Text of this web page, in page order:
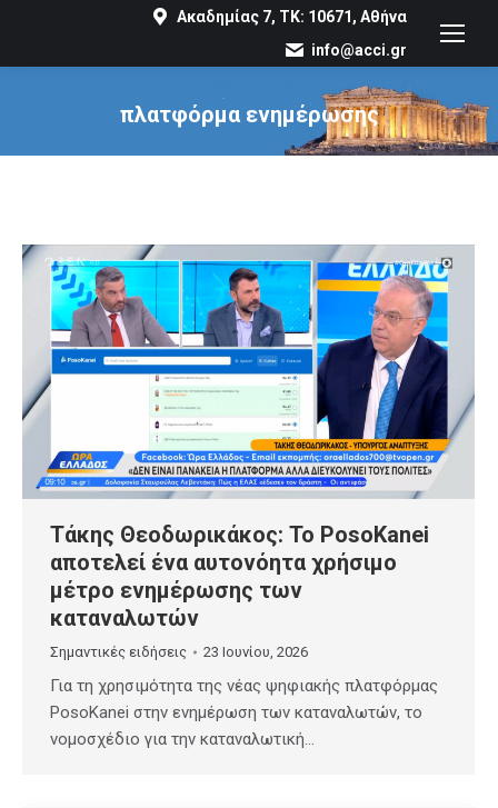
Ακαδημίας 7, ΤΚ: 10671, Αθήνα
info@acci.gr
πλατφόρμα ενημέρωσης
You are here:
Τάκης Θεοδωρικάκος: To PosoKanei
αποτελεί ένα αυτονόητα χρήσιμο
μέτρο ενημέρωσης των
καταναλωτών
Σημαντικές ειδήσεις 23 Ιουνίου, 2026
Για τη χρησιμότητα της νέας ψηφιακής πλατφόρμας
PosoKanei στην ενημέρωση των καταναλωτών, το
νομοσχέδιο για την καταναλωτική…